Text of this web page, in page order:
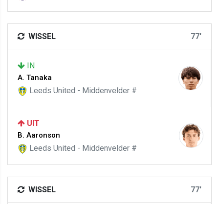
WISSEL 77'
IN
A. Tanaka
Leeds United - Middenvelder #
UIT
B. Aaronson
Leeds United - Middenvelder #
WISSEL 77'